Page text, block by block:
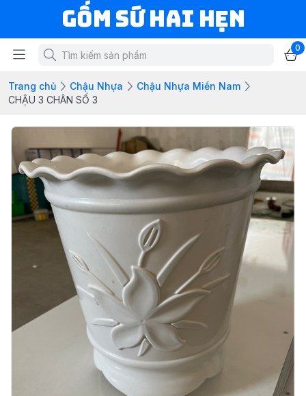
Gốm Sứ Hai Hẹn
0
Trang chủ Chậu Nhựa
Chậu Nhựa Miền Nam
CHẬU 3 CHÂN SỐ 3